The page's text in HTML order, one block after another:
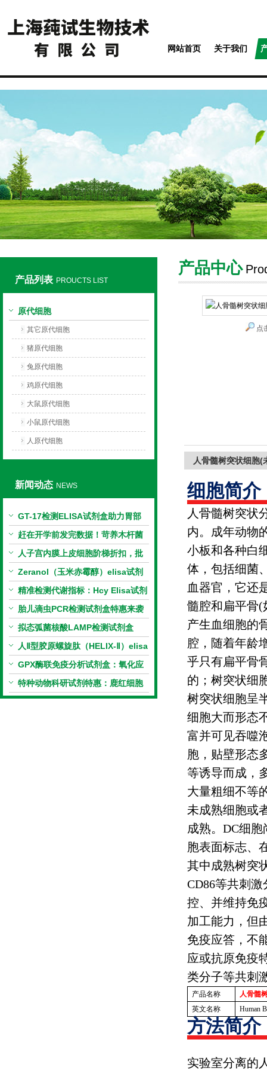
网站首页 关于我们
产品列表 PROUCTS LIST
原代细胞
其它原代细胞
猪原代细胞
兔原代细胞
鸡原代细胞
大鼠原代细胞
小鼠原代细胞
人原代细胞
新闻动态 NEWS
GT-17检测ELISA试剂盒助力胃部
相关指标样本定量研究
赶在开学前发完数据！苛养木杆菌
PCR检测试剂盒暑假优惠开启
人子宫内膜上皮细胞阶梯折扣，批
量更划算
Zeranol（玉米赤霉醇）elisa试剂
盒特惠
精准检测代谢指标：Hcy Elisa试剂
盒的科研应用与技术特点
胎儿滴虫PCR检测试剂盒特惠来袭
拟态弧菌核酸LAMP检测试剂盒
（恒温荧光法）新品上市优惠活动
人Ⅱ型胶原螺旋肽（HELIX-Ⅱ）elisa
试剂盒科研优惠活动开启
GPX酶联免疫分析试剂盒：氧化应
激研究精准检测工具
特种动物科研试剂特惠：鹿红细胞
膜蛋白(EMP)ELISA试剂盒让利活
产品中心
点
人骨髓树突状细胞(
细胞简介
人骨髓树突状
内。成年动物
小板和各种白
体，包括细菌
血器官，它还
髓腔和扁平骨(
产生血细胞的
腔，随着年龄
乎只有扁平骨
的；树突状细
树突状细胞呈
细胞大而形态
富并可见吞噬
胞，贴壁形态
等诱导而成，
大量粗细不等
未成熟细胞或
成熟。 DC细胞
胞表面标志、
其中成熟树突
CD86等共刺激
控、并维持免
加工能力，但
免疫应答，不
应或抗原免疫
类分子等共刺
产品名称
人骨髓
英文名称
Human
方法简介
实验室分离的